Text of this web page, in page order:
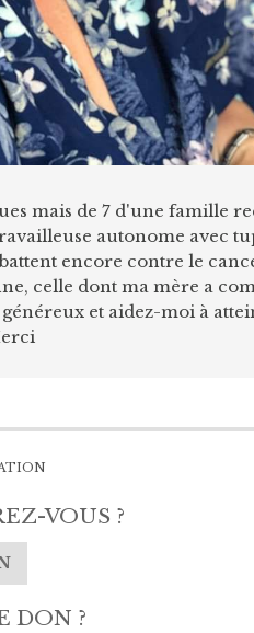
mais de 7 d'une famille
autonome avec
encore contre le
celle dont ma mère a
généreux et aidez-moi à
VOUS ?
DON ?